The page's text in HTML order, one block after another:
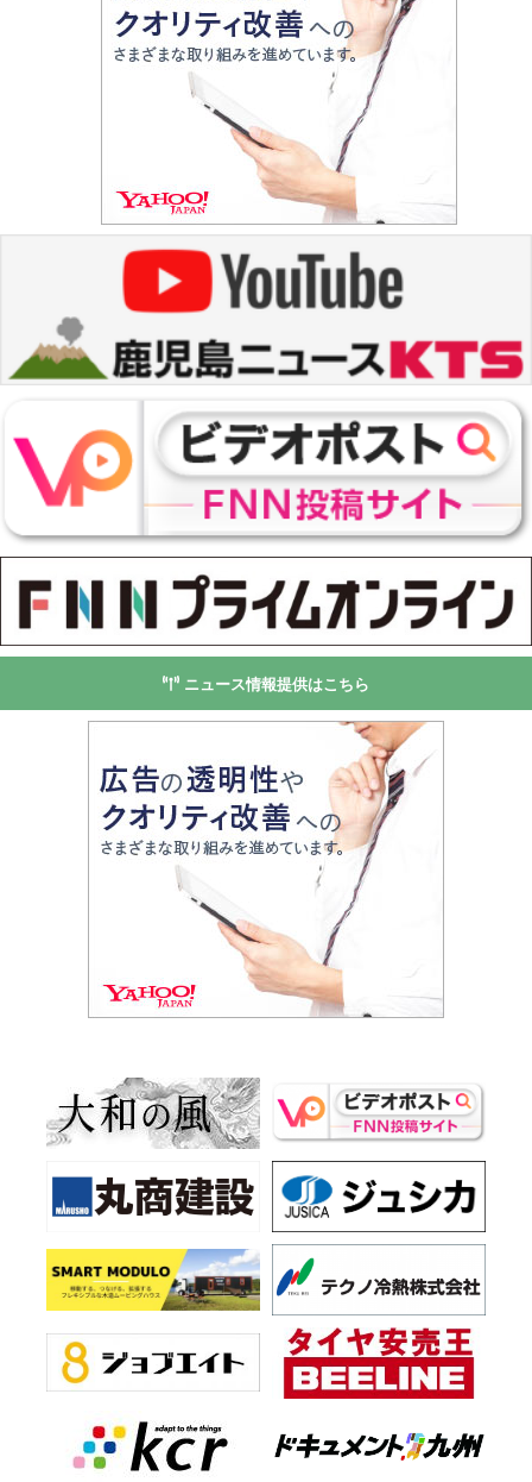
ニュース情報提供はこちら